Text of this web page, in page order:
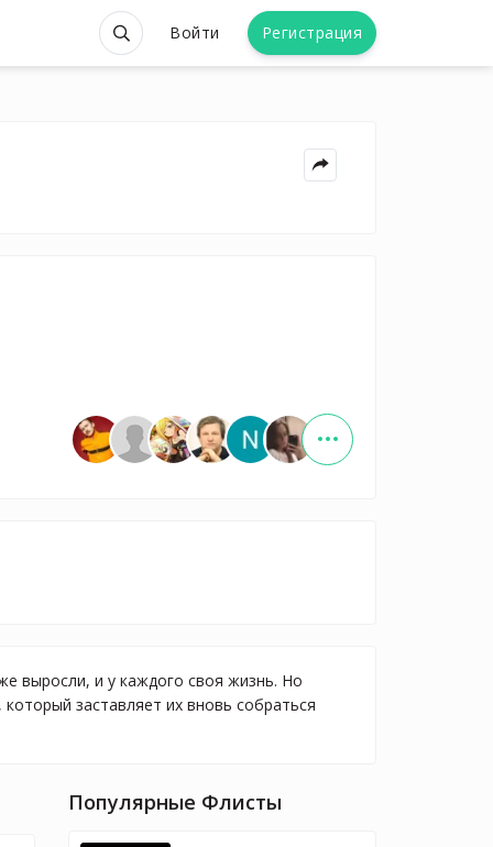
Войти Регистрация
выросли, и у каждого своя жизнь. Но
заставляет их вновь собраться
Популярные Флисты